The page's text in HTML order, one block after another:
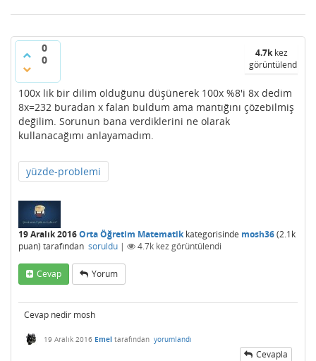
0
0
4.7kkez
görüntülendi
100x lik bir dilim olduğunu düşünerek 100x %8'i 8x dedim
8x=232 buradan x falan buldum ama mantığını çözebilmiş
değilim. Sorunun bana verdiklerini ne olarak
kullanacağımı anlayamadım.
yüzde-problemi
19 Aralık 2016Orta Öğretim Matematikkategorisinde mosh36(2.1k
puan) tarafından soruldu | 4.7k kez görüntülendi
Cevap Yorum
Cevap nedir mosh
19 Aralık 2016 Emel tarafından yorumlandı
Cevapla